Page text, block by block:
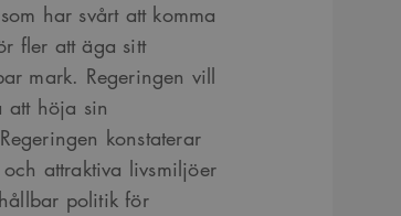
har svårt att komma
fler att äga sitt
mark. Regeringen vill
att höja sin
konstaterar
attraktiva livsmiljöer
politik för